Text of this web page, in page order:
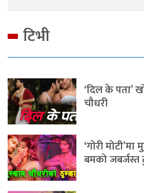
टिभी
‘दिल के पता’
चौधरी
‘गोरी
बमको जबर्जस्त